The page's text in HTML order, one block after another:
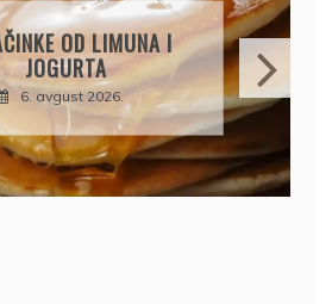
BEZ PEČENJA:
MALINE I
U SAVRŠENOJ
KOMBINACIJI
6. avgust 2026.